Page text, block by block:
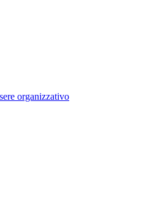
organizzativo